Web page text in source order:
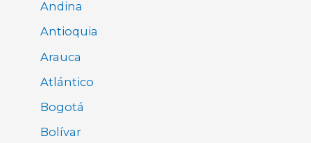
Andina
Antioquia
Arauca
Atlántico
Bogotá
Bolívar